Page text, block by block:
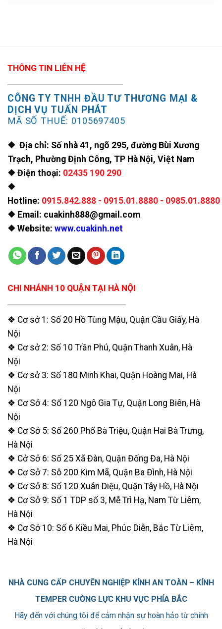
THÔNG TIN LIÊN HỆ
CÔNG TY TNHH ĐẦU TƯ THƯƠNG MẠI &
DỊCH VỤ TUẤN PHÁT
MÃ SỐ THUẾ: 0105697405
❖ Địa chỉ: Số nhà 41, ngõ 295, đường Bùi Xương
Trạch, Phường Định Công, TP Hà Nội, Việt Nam
❖ Điện thoại: 02435 190 290
❖
Hotline: 0915.842.888- 0915.01.8880- 0985.01.8880
❖ Email: cuakinh888@gmail.com
❖ Website: www.cuakinh.net
CHI NHÁNH 10 QUẬN TẠI HÀ NỘI
❖ Cơ sở 1: Số 20 Hồ Tùng Mậu, Quận Cầu Giấy, Hà
Nội
❖ Cơ sở 2: Số 10 Trần Phú, Quận Thanh Xuân, Hà
Nội
❖ Cơ sở 3: Số 180 Minh Khai, Quận Hoàng Mai, Hà
Nội
❖ Cơ Sở 4: Số 120 Ngô Gia Tự, Quận Long Biên, Hà
Nội
❖ Cơ Sở 5: Số 260 Phố Bà Triệu, Quận Hai Bà Trưng,
Hà Nội
❖ Cở Sở 6: Số 25 Xã Đàn, Quận Đống Đa, Hà Nội
❖ Cơ Sở 7: Sô 200 Kim Mã, Quận Ba Đình, Hà Nội
❖ Cơ Sở 8: Số 120 Xuân Diệu, Quận Tây Hồ, Hà Nội
❖ Cơ Sở 9: Số 1 TDP số 3, Mễ Trì Hạ, Nam Từ Liêm,
Hà Nội
❖ Cơ Sở 10: Số 6 Kiều Mai, Phúc Diễn, Bắc Từ Liêm,
Hà Nội
NHÀ CUNG CẤP CHUYÊN NGHIỆP KÍNH AN TOÀN – KÍNH
TEMPER CƯỜNG LỰC KHU VỰC PHÍA BẮC
Hãy đến với chúng tôi để cảm nhận sự hoàn hảo từ chính